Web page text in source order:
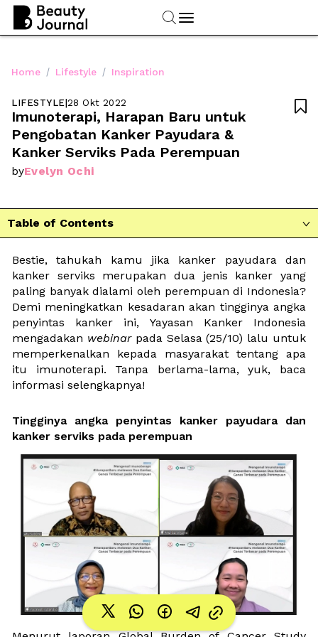
Home / Lifestyle / Inspiration
LIFESTYLE|28 Okt 2022
Imunoterapi, Harapan Baru untuk
Pengobatan Kanker Payudara &
Kanker Serviks Pada Perempuan
byEvelyn Ochi

Table of Contents 
Bestie, tahukah kamu jika kanker payudara dan
kanker serviks merupakan dua jenis kanker yang
paling banyak dialami oleh perempuan di Indonesia?
Demi meningkatkan kesadaran akan tingginya angka
penyintas kanker ini, Yayasan Kanker Indonesia
mengadakan webinar pada Selasa (25/10) lalu untuk
memperkenalkan kepada masyarakat tentang apa
itu imunoterapi. Tanpa berlama-lama, yuk, baca
informasi selengkapnya!
Tingginya angka penyintas kanker payudara dan
kanker serviks pada perempuan